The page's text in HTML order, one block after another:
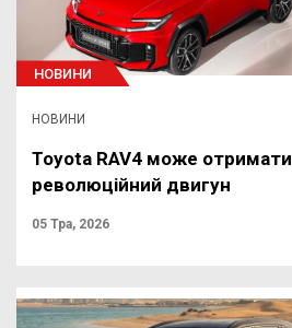
НОВИНИ
НОВИНИ
Toyota RAV4 може отримати
революційний двигун
05 Тра, 2026